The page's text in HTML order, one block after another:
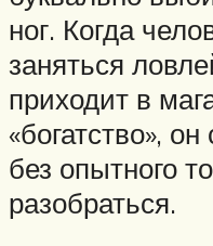
ног. Когда
заняться
приходит в
«богатство»,
без опытного
разобраться.